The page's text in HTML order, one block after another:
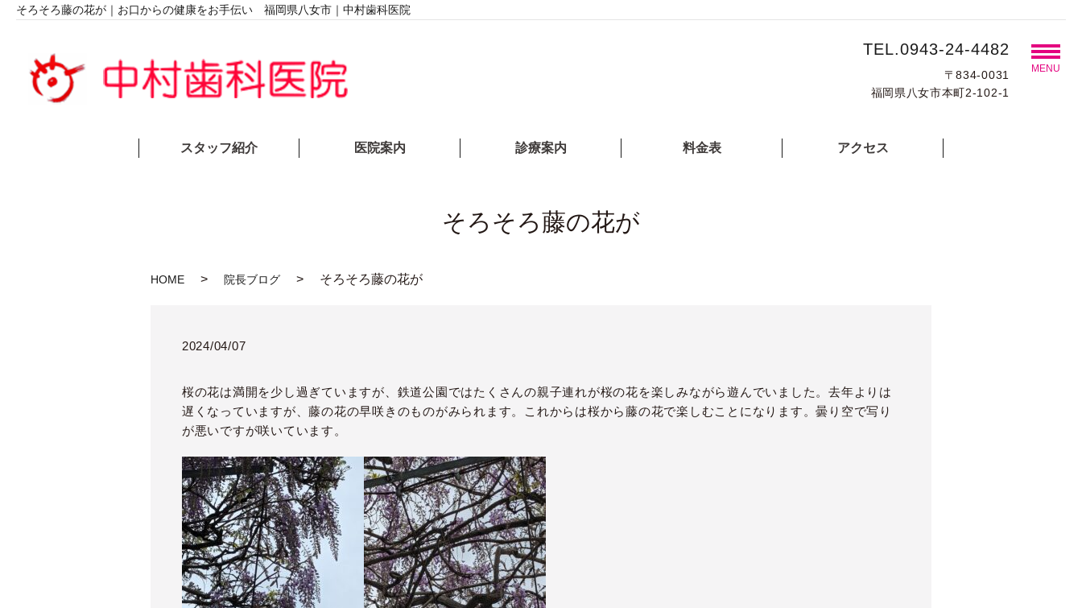
そろそろ藤の花が｜お口からの健康をお手伝い 福岡県八女市｜中村歯科医院
TEL.0943-24-4482
〒834-0031
福岡県八女市本町2-102-1
MENU
スタッフ紹介 医院案内 診療案内 料金表 アクセス
そろそろ藤の花が
HOME 院長ブログ そろそろ藤の花が
2024/04/07
桜の花は満開を少し過ぎていますが、鉄道公園ではたくさんの親子連れが桜の花を楽しみながら遊んでいました。去年よりは
遅くなっていますが、藤の花の早咲きのものがみられます。これからは桜から藤の花で楽しむことになります。曇り空で写り
が悪いですが咲いています。